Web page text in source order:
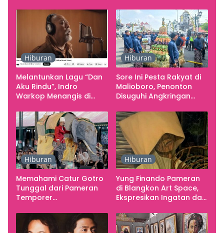
Kebutuhan Konser
Yogyakarta sebagai
Pusat Pergerakan Seni
Rupa Indonesia
Hiburan
Melantunkan Lagu “Dan
Aku Rindu”, Indro
Warkop Menangis di
Hiburan
Sore Ini Pesta Rakyat di
Malioboro, Penonton
Disuguhi Angkringan
Hiburan
Memahami Catur Gotro
Tunggal dari Pameran
Temporer
Hiburan
Yung Finando Pameran
di Blangkon Art Space,
Ekspresikan Ingatan dan